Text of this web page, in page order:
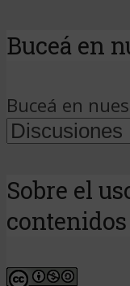
Buceá en
Buceá en
Sobre el
contenidos